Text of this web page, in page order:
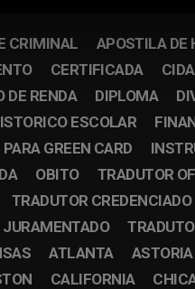
CRIMINAL APOSTILA DE
CERTIFICADA
DE RENDA DIPLOMA
ESCOLAR
GREEN CARD
OBITO TRADUTOR
TRADUTOR CREDENCIADO
ATLANTA ASTORIA
CALIFORNIA